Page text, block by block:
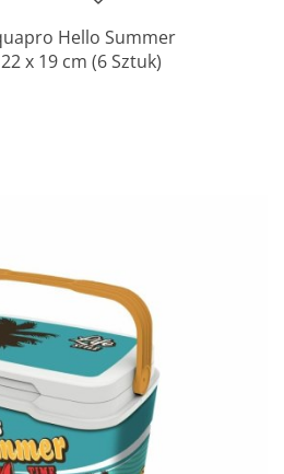
Hello Summer
x 19 cm (6 Sztuk)